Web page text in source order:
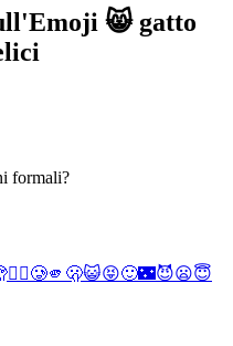
😸 gatto
formali?
😵‍💫🥲🫵 🫢😺😝🙂🌃😈😦😇